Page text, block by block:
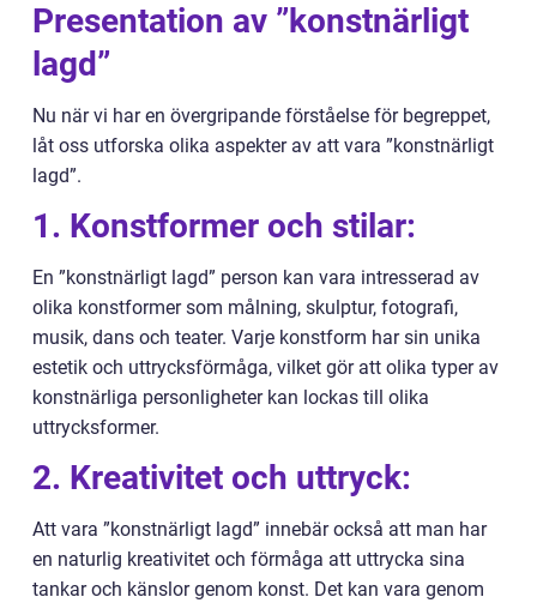
Presentation av ”konstnärligt
lagd”
Nu när vi har en övergripande förståelse för begreppet,
låt oss utforska olika aspekter av att vara ”konstnärligt
lagd”.
1. Konstformer och stilar:
En ”konstnärligt lagd” person kan vara intresserad av
olika konstformer som målning, skulptur, fotografi,
musik, dans och teater. Varje konstform har sin unika
estetik och uttrycksförmåga, vilket gör att olika typer av
konstnärliga personligheter kan lockas till olika
uttrycksformer.
2. Kreativitet och uttryck:
Att vara ”konstnärligt lagd” innebär också att man har
en naturlig kreativitet och förmåga att uttrycka sina
tankar och känslor genom konst. Det kan vara genom